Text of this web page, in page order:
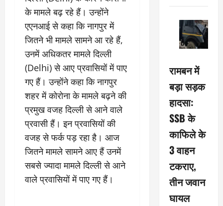
के मामले बढ़ रहे हैं। उन्होंने
एएनआई से कहा कि नागपुर में
जितने भी मामले सामने आ रहे हैं,
उनमें अधिकतर मामले दिल्ली
(Delhi) से आए प्रवासियों में पाए
गए हैं। उन्होंने कहा कि नागपुर
शहर में कोरोना के मामले बढ़ने की
प्रमुख वजह दिल्ली से आने वाले
प्रवासी हैं। इन प्रवासियों की
वजह से फर्क पड़ रहा है। आज
जितने मामले सामने आए हैं उनमें
सबसे ज्यादा मामले दिल्ली से आने
वाले प्रवासियों में पाए गए हैं।
रामबन में
बड़ा सड़क
हादसा:
SSB के
काफिले के
3 वाहन
टकराए,
तीन जवान
घायल